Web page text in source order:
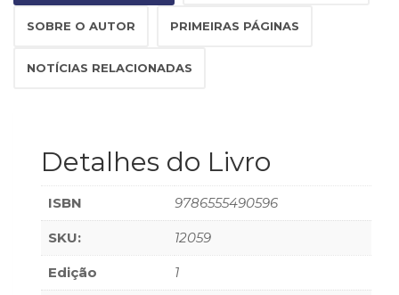
Televisão
(22)
africanos
Treinamento
e
RH
(65)
Turismo
(1)
Vida
SOBRE O AUTOR PRIMEIRAS PÁGINAS
NOTÍCIAS RELACIONADAS
Detalhes do Livro
ISBN 9786555490596
SKU: 12059
Edição 1